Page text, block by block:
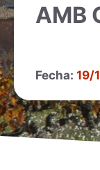
AMB
Fecha: 19/